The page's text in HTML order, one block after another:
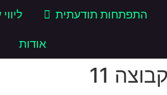
התפתחות תודעתית
אודות
11